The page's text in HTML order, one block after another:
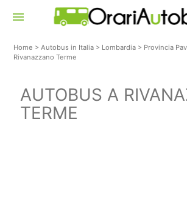
menu
Home >Autobus in Italia > Lombardia > Provincia
Rivanazzano Terme
AUTOBUS A
TERME